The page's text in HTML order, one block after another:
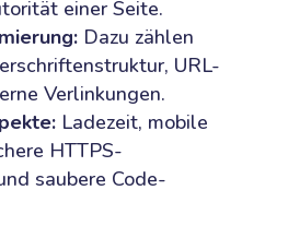
einer Seite.
Dazu zählen
URL-
Verlinkungen.
Ladezeit, mobile
HTTPS-
saubere Code-